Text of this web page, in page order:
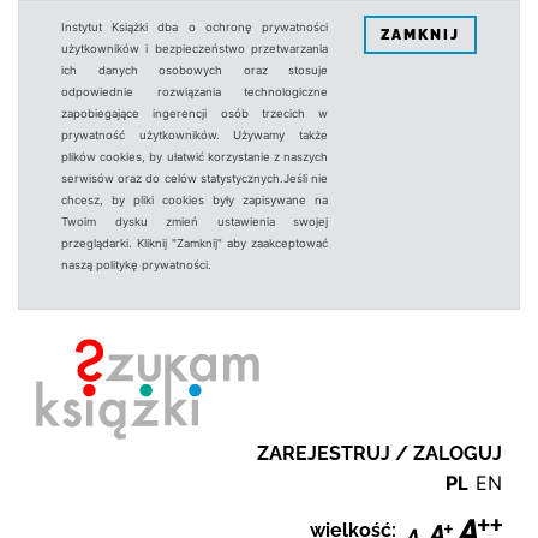
Instytut Książki dba o ochronę prywatności
użytkowników i bezpieczeństwo przetwarzania
ich danych osobowych oraz stosuje
odpowiednie rozwiązania technologiczne
zapobiegające ingerencji osób trzecich w
prywatność użytkowników. Używamy także
plików cookies, by ułatwić korzystanie z naszych
serwisów oraz do celów statystycznych.Jeśli nie
chcesz, by pliki cookies były zapisywane na
Twoim dysku zmień ustawienia swojej
przeglądarki. Kliknij "Zamknij" aby zaakceptować
naszą politykę prywatności.
ZAMKNIJ
ZAREJESTRUJ / ZALOGUJ
PL EN
wielkość: